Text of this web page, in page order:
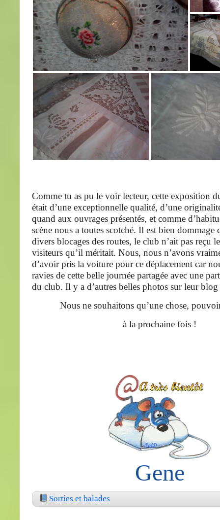
Comme tu as pu le voir lecteur, cette exposition
était d’une exceptionnelle qualité, d’une
quand aux ouvrages présentés, et comme
scène nous a toutes scotché. Il est bien dommage
divers blocages des routes, le club n’ait pas reçu
visiteurs qu’il méritait. Nous, nous n’avons
d’avoir pris la voiture pour ce déplacement car
ravies de cette belle journée partagée avec une
du club. Il y a d’autres belles photos sur leur
Nous ne souhaitons qu’une chose,
à la prochaine fois !
Gene
Sorties et balades